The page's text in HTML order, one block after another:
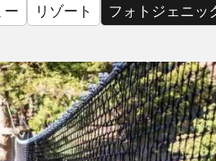
ー リゾート フォトジェニッ